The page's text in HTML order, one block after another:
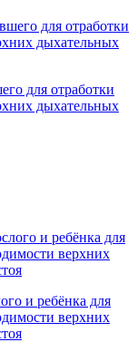
для отработки
дыхательных
и ребёнка для
верхних